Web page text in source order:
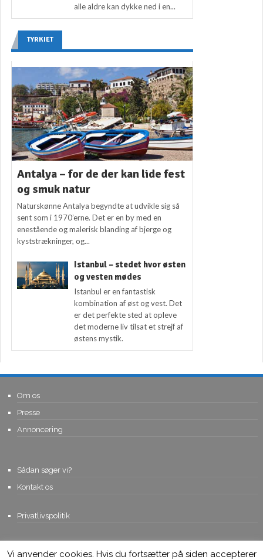
alle aldre kan dykke ned i en...
TYRKIET
Antalya – for de der kan lide fest
og smuk natur
Naturskønne Antalya begyndte at udvikle sig så
sent som i 1970’erne. Det er en by med en
enestående og malerisk blanding af bjerge og
kyststrækninger, og...
Istanbul – stedet hvor østen
og vesten mødes
Istanbul er en fantastisk
kombination af øst og vest. Det
er det perfekte sted at opleve
det moderne liv tilsat et strejf af
østens mystik.
Om os
Presse
Annoncering
Sådan søger vi?
Kontakt os
Privatlivspolitik
© Copyright 2015, Viviro.com ApS- Alle rettigheder forbeholdes. Vi
Vi anvender cookies. Hvis du fortsætter på siden accepterer